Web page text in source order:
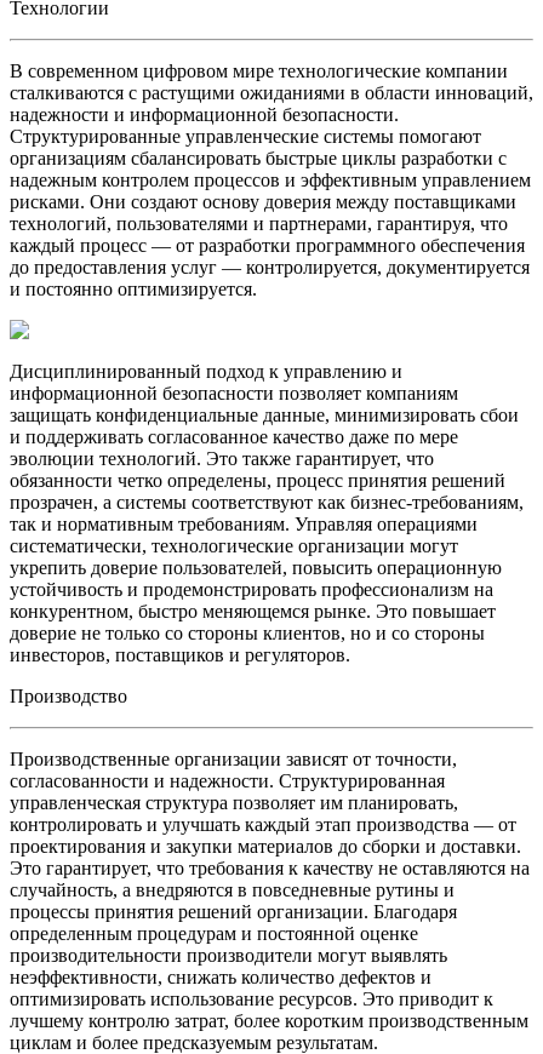
Технологии
В современном цифровом мире технологические компании
сталкиваются с растущими ожиданиями в области инноваций,
надежности и информационной безопасности.
Структурированные управленческие системы помогают
организациям сбалансировать быстрые циклы разработки с
надежным контролем процессов и эффективным управлением
рисками. Они создают основу доверия между поставщиками
технологий, пользователями и партнерами, гарантируя, что
каждый процесс — от разработки программного обеспечения
до предоставления услуг — контролируется, документируется
и постоянно оптимизируется.
Дисциплинированный подход к управлению и
информационной безопасности позволяет компаниям
защищать конфиденциальные данные, минимизировать сбои
и поддерживать согласованное качество даже по мере
эволюции технологий. Это также гарантирует, что
обязанности четко определены, процесс принятия решений
прозрачен, а системы соответствуют как бизнес-требованиям,
так и нормативным требованиям. Управляя операциями
систематически, технологические организации могут
укрепить доверие пользователей, повысить операционную
устойчивость и продемонстрировать профессионализм на
конкурентном, быстро меняющемся рынке. Это повышает
доверие не только со стороны клиентов, но и со стороны
инвесторов, поставщиков и регуляторов.
Производство
Производственные организации зависят от точности,
согласованности и надежности. Структурированная
управленческая структура позволяет им планировать,
контролировать и улучшать каждый этап производства — от
проектирования и закупки материалов до сборки и доставки.
Это гарантирует, что требования к качеству не оставляются на
случайность, а внедряются в повседневные рутины и
процессы принятия решений организации. Благодаря
определенным процедурам и постоянной оценке
производительности производители могут выявлять
неэффективности, снижать количество дефектов и
оптимизировать использование ресурсов. Это приводит к
лучшему контролю затрат, более коротким производственным
циклам и более предсказуемым результатам.